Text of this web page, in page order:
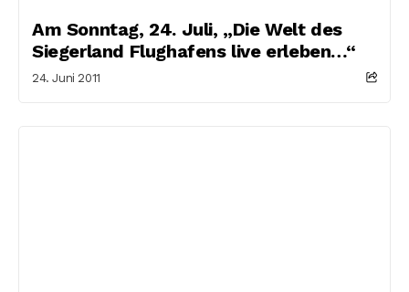
Am Sonntag, 24. Juli, „Die Welt des
Siegerland Flughafens live erleben…“
24. Juni 2011